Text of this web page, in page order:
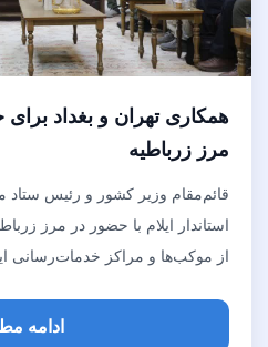
همکاری تهران و بغداد
مرز زرباطیه
قائم‌مقام وزیر کشور و رئیس ستاد
استاندار ایلام با حضور در مرز
از موکب‌ها و مراکز خدمات‌رسانی
ادامه